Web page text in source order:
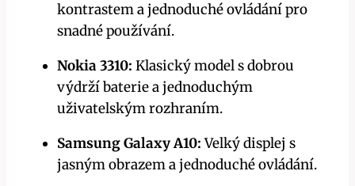
kontrastem a jednoduché ovládání pro
snadné používání.
Nokia 3310: Klasický model s dobrou
výdrží baterie a jednoduchým
uživatelským rozhraním.
Samsung Galaxy A10:Velký displej s
jasným obrazem a jednoduché ovládání.